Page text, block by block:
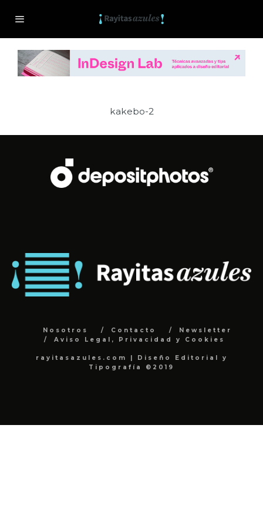
kakebo-2
Nosotros Contacto
Newsletter
Aviso Legal, Privacidad y Cookies
rayitasazules.com | Diseño Editorial y
Tipografía ©2019